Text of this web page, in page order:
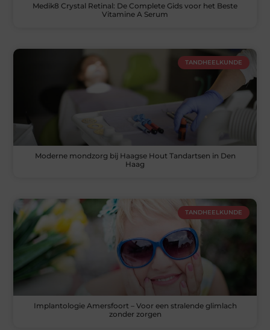
Medik8 Crystal Retinal: De Complete Gids voor het Beste
Vitamine A Serum
TANDHEELKUNDE
Moderne mondzorg bij Haagse Hout Tandartsen in Den
Haag
TANDHEELKUNDE
Implantologie Amersfoort – Voor een stralende glimlach
zonder zorgen